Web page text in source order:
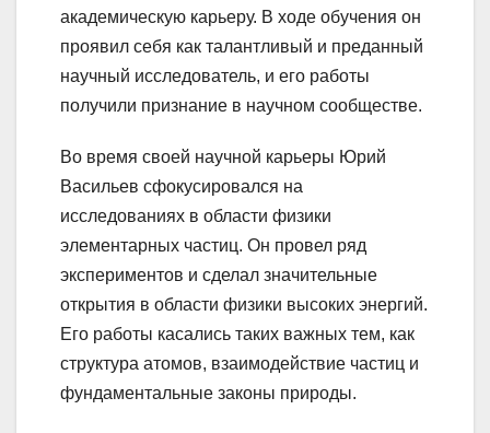
академическую карьеру. В ходе обучения он
проявил себя как талантливый и преданный
научный исследователь, и его работы
получили признание в научном сообществе.
Во время своей научной карьеры Юрий
Васильев сфокусировался на
исследованиях в области физики
элементарных частиц. Он провел ряд
экспериментов и сделал значительные
открытия в области физики высоких энергий.
Его работы касались таких важных тем, как
структура атомов, взаимодействие частиц и
фундаментальные законы природы.